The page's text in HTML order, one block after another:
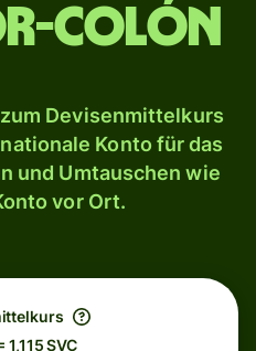
Colón
zum Devisenmittelkurs
Konto für das
und Umtauschen wie
vor Ort.
1,115 SVC